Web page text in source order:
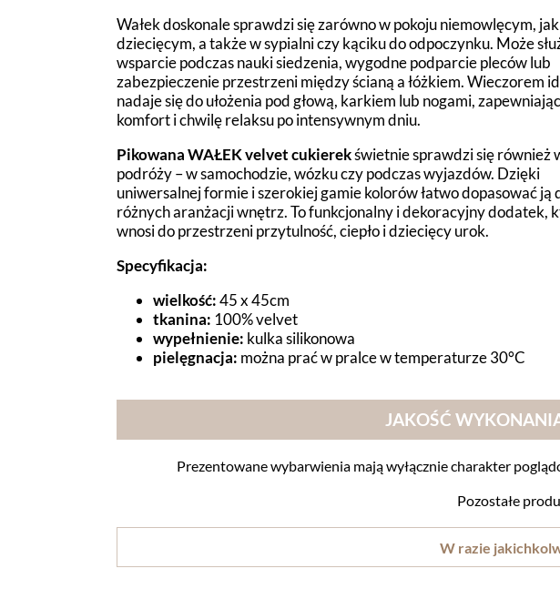
Wałek doskonale sprawdzi się zarówno w pokoju niemowlęcym,
dziecięcym, a także w sypialni czy kąciku do odpoczynku. Może
wsparcie podczas nauki siedzenia, wygodne podparcie pleców lub
zabezpieczenie przestrzeni między ścianą a łóżkiem. Wieczorem
nadaje się do ułożenia pod głową, karkiem lub nogami, zapewniając
komfort i chwilę relaksu po intensywnym dniu.
Pikowana WAŁEK velvet cukierekświetnie sprawdzi się również
podróży – w samochodzie, wózku czy podczas wyjazdów. Dzięki
uniwersalnej formie i szerokiej gamie kolorów łatwo dopasować ją
różnych aranżacji wnętrz. To funkcjonalny i dekoracyjny dodatek,
wnosi do przestrzeni przytulność, ciepło i dziecięcy urok.
Specyfikacja:
wielkość:45x 45cm
tkanina: 100% velvet
wypełnienie: kulka silikonowa
pielęgnacja: można prać w pralce w temperaturze 30°C
JAKOŚĆ
Prezentowane wybarwienia mają wyłącznie charakter
Pozostałe
W razie